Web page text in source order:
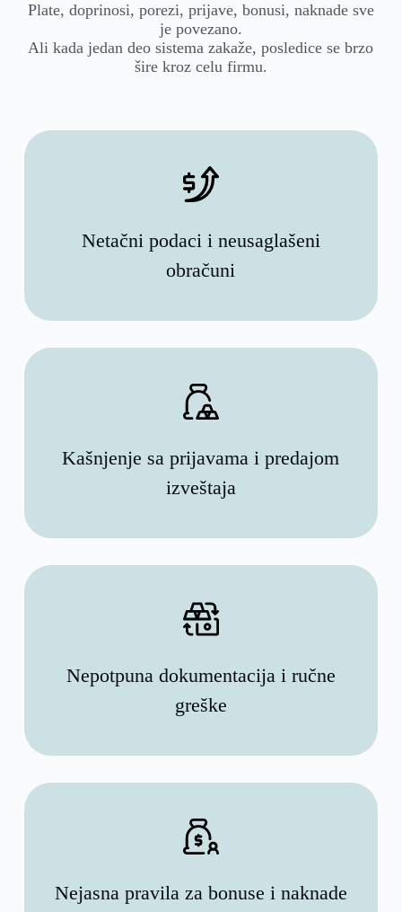
Plate, doprinosi, porezi, prijave, bonusi, naknade sve
je povezano.
Ali kada jedan deo sistema zakaže, posledice se brzo
šire kroz celu firmu.
Netačni podaci i neusaglašeni
obračuni
Kašnjenje sa prijavama i predajom
izveštaja
Nepotpuna dokumentacija i ručne
greške
Nejasna pravila za bonuse i naknade